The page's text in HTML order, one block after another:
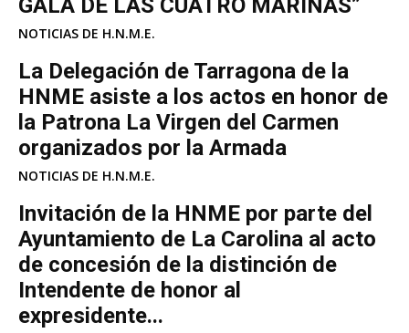
GALA DE LAS CUATRO MARINAS”
NOTICIAS DE H.N.M.E.
La Delegación de Tarragona de la
HNME asiste a los actos en honor de
la Patrona La Virgen del Carmen
organizados por la Armada
NOTICIAS DE H.N.M.E.
Invitación de la HNME por parte del
Ayuntamiento de La Carolina al acto
de concesión de la distinción de
Intendente de honor al
expresidente...